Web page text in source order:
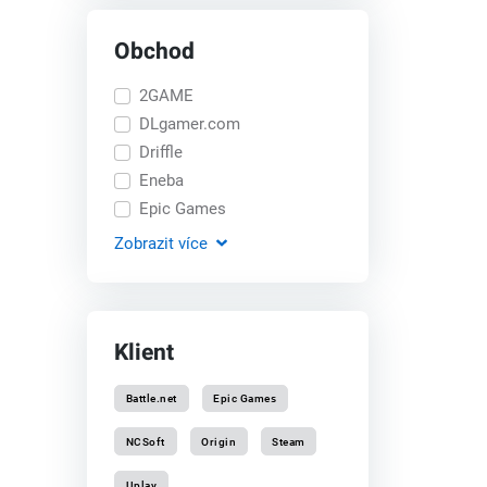
Obchod
2GAME
DLgamer.com
Driffle
Eneba
Epic Games
Zobrazit více
Klient
Battle.net Epic Games
NCSoft Origin Steam